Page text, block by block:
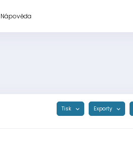
Nápověda
Tisk Exporty